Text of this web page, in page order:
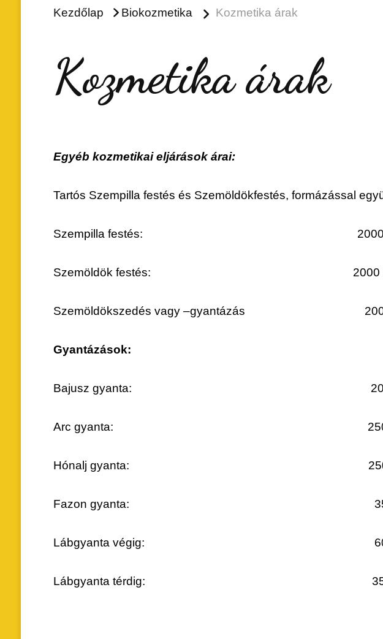
Kezdőlap Biokozmetika Kozmetika árak
Kozmetika árak
Egyéb kozmetikai eljárások árai:
Tartós Szempilla festés és Szemöldökfestés,
Szempilla festés: 2000
Szemöldök festés: 2000
Szemöldökszedés vagy –gyantázás
Gyantázások:
Bajusz gyanta: 2000
Arc gyanta: 2500
Hónalj gyanta: 2500
Fazon gyanta: 3500
Lábgyanta végig: 6000
Lábgyanta térdig: 3500